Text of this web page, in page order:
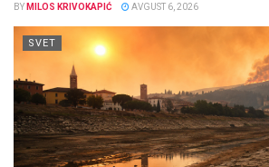
BY MILOS KRIVOKAPIĆ AVGUST 6, 2026
SVET